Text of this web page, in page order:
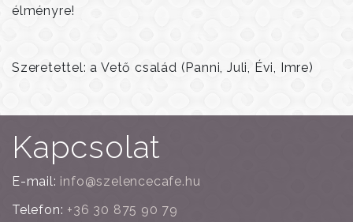
élményre!
Szeretettel: a Vető család (Panni, Juli, Évi, Imre)
Kapcsolat
E-mail: info@szelencecafe.hu
Telefon: +36 30 875 90 79